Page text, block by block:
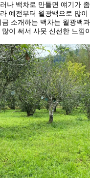
나 백차로 만들면 얘기가 좀
예전부터 월광백으로 많이
금 소개하는 백차는 월광백
많이 써서 사뭇 신선한 느낌이